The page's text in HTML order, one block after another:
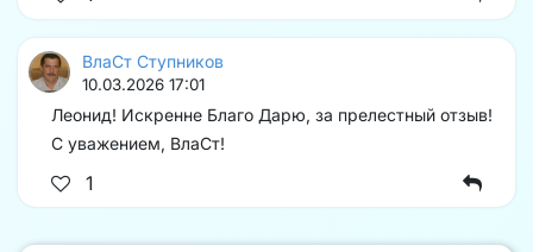
ВлаСт Ступников
10.03.2026 17:01
Леонид! Искренне Благо Дарю, за прелестный отзыв!
С уважением, ВлаСт!
1